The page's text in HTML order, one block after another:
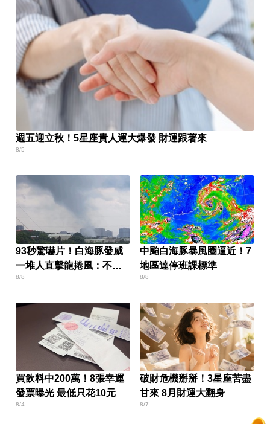
週五迎立秋！5星座貴人運大爆發 財運跟著來
8/5
93秒驚嚇片！白海豚發威
一堆人直擊龍捲風：不敢
相信
8/8
中颱白海豚暴風圈逼近！7
地區達停班課標準
8/8
買飲料中200萬！8張幸運
發票曝光 最低只花10元
8/4
破財危機掰掰！3星座苦盡
甘來 8月財運大翻身
8/7